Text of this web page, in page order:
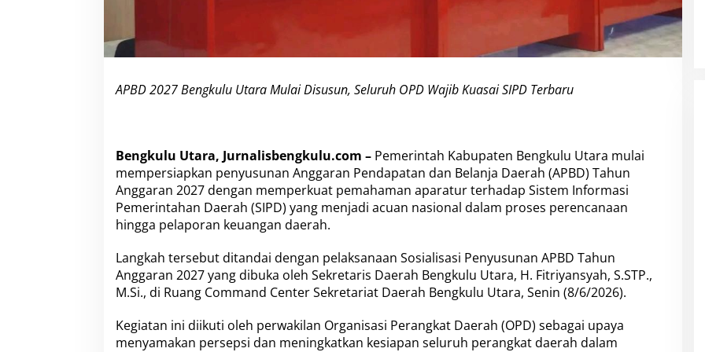
r
P
D
W
a
i
b
u
a
s
S
I
APBD 2027 Bengkulu Utara Mulai Disusun, Seluruh OPD Wajib Kuasai SIPD Terbaru
Bengkulu Utara, Jurnalisbengkulu.com – Pemerintah Kabupaten Bengkulu Utara mulai
mempersiapkan penyusunan Anggaran Pendapatan dan Belanja Daerah (APBD) Tahun
Anggaran 2027 dengan memperkuat pemahaman aparatur terhadap Sistem Informasi
Pemerintahan Daerah (SIPD) yang menjadi acuan nasional dalam proses perencanaan
hingga pelaporan keuangan daerah.
Langkah tersebut ditandai dengan pelaksanaan Sosialisasi Penyusunan APBD Tahun
Anggaran 2027 yang dibuka oleh Sekretaris Daerah Bengkulu Utara, H. Fitriyansyah, S.STP.,
M.Si., di Ruang Command Center Sekretariat Daerah Bengkulu Utara, Senin (8/6/2026).
Kegiatan ini diikuti oleh perwakilan Organisasi Perangkat Daerah (OPD) sebagai upaya
menyamakan persepsi dan meningkatkan kesiapan seluruh perangkat daerah dalam